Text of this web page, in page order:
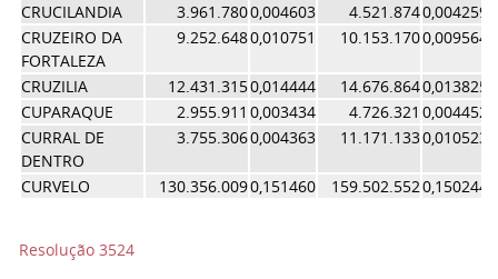
CRUCILANDIA
3.961.7800,004603 4.521.8740,004259
CRUZEIRO DA
FORTALEZA
9.252.6480,010751 10.153.1700,009564
CRUZILIA 12.431.3150,014444 14.676.8640,013825
CUPARAQUE
2.955.911 0,003434 4.726.321 0,004452
CURRAL DE
DENTRO
3.755.3060,004363 11.171.1330,010523
CURVELO 130.356.0090,151460 159.502.5520,150244
Resolução 3524